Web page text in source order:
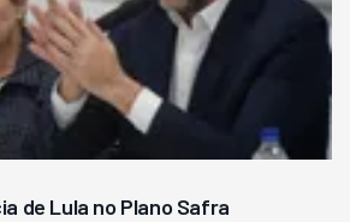
de Lula no Plano Safra